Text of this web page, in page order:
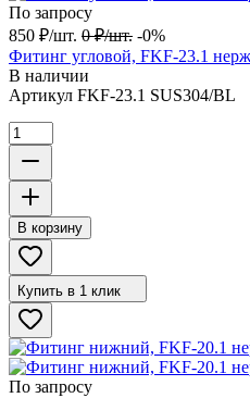
По запросу
850 ₽/шт. 0 ₽/шт. -0%
Фитинг угловой, FKF-23.1
В наличии
Артикул FKF-23.1 SUS304/BL
В корзину
Купить в 1 клик
По запросу